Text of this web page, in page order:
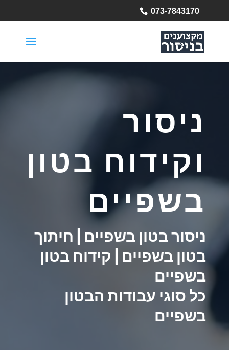
073-7843170
ניסור
וקידוח בטון
בשפיים
ניסור בטון בשפיים | חיתוך
בטון בשפיים | קידוח בטון
בשפיים
כל סוגי עבודות הבטון
בשפיים